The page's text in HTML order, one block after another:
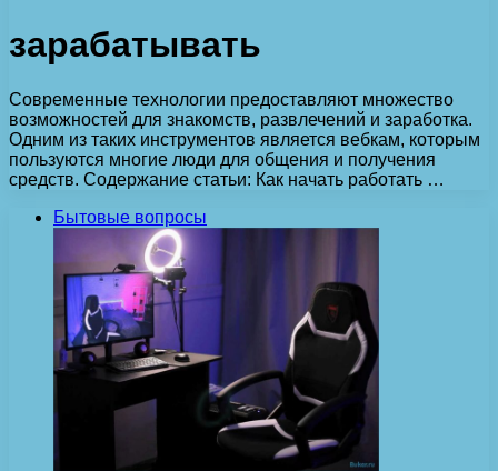
зарабатывать
Современные технологии предоставляют множество
возможностей для знакомств, развлечений и заработка.
Одним из таких инструментов является вебкам, которым
пользуются многие люди для общения и получения
средств. Содержание статьи: Как начать работать …
Бытовые вопросы